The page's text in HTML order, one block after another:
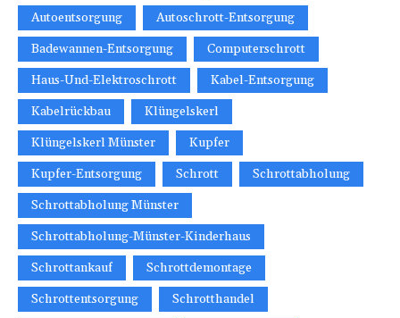
Autoentsorgung
Autoschrott-Entsorgung
Badewannen-Entsorgung
Computerschrott
Haus-Und-Elektroschrott
Kabel-Entsorgung
Kabelrückbau
Klüngelskerl
Klüngelskerl Münster
Kupfer
Kupfer-Entsorgung
Schrott
Schrottabholung
Schrottabholung Münster
Schrottabholung-Münster-Kinderhaus
Schrottankauf
Schrottdemontage
Schrottentsorgung
Schrotthandel